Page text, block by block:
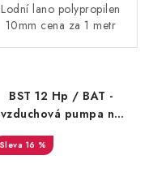
Lodní lano polypropilen
10mm cena za 1 metr
BST 12 Hp / BAT -
vzduchová pumpa na
čluny s vlastním
akumulátorem
16 %